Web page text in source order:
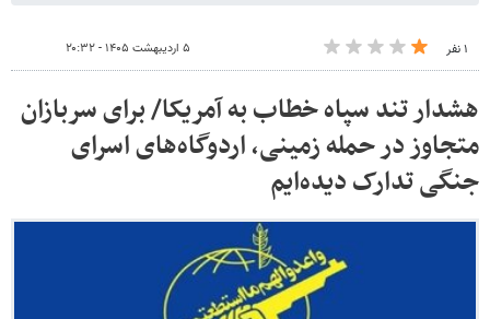
۱ نفر ۵ اردیبهشت ۱۴۰۵ - ۲۰:۳۲
هشدار تند سپاه خطاب به آمریکا/ برای سربازان
متجاوز در حمله زمینی، اردوگاه‌های اسرای
جنگی تدارک دیده‌ایم